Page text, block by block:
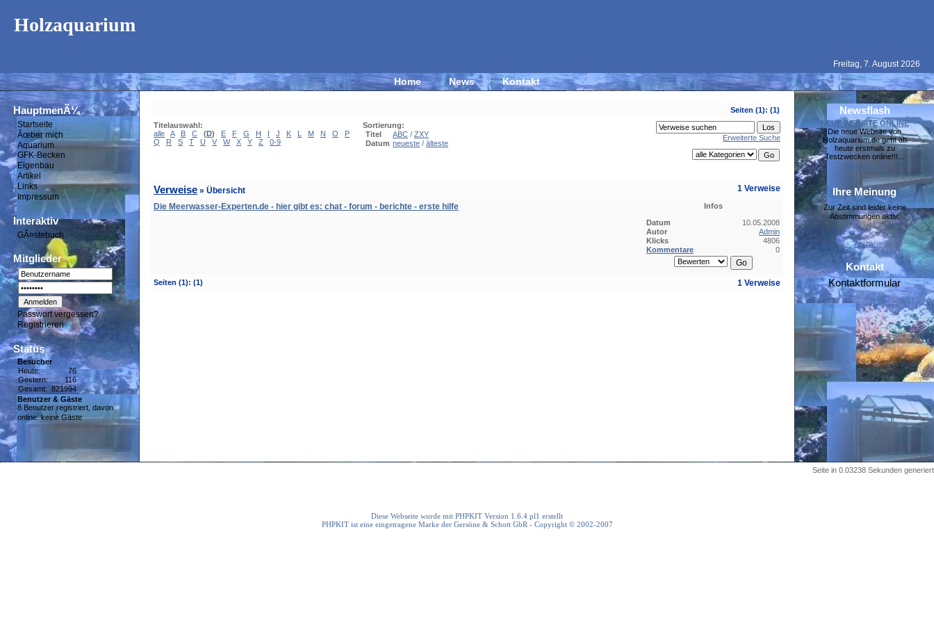
Holzaquarium
Home News Kontakt
Freitag, 7. August 2026
HauptmenÃ¼
Startseite
Ãœber mich
Aquarium
GFK-Becken
Eigenbau
Artikel
Links
Impressum
Interaktiv
GÃ¤stebuch
Mitglieder
Passwort vergessen?
Registrieren
Status
Besucher
Heute:
76
Gestern:
116
Gesamt: 821994
Benutzer & Gäste
8 Benutzer registriert, davon
online: keine Gäste
Seiten (1): (1)
Titelauswahl:
alle
A B C (D) E F G H I J K L M N O
P
Q
R S T U V W X Y Z 0-9
Sortierung:
Titel
ABC / ZXY
Datum neueste / älteste
Erweiterte Suche
Verweise » Übersicht
1 Verweise
Die Meerwasser-Experten.de - hier gibt es: chat - forum - berichte - erste hilfe
Infos
Datum
10.05.2008
Autor
Admin
Klicks
4806
Kommentare
0
Seiten (1): (1) 1 Verweise
Newsflash
NEUE WEBSITE ONLINE
Die neue Website von
Holzaquarium.de geht ab
heute erstmals zu
Testzwecken online!!!...
[mehr »]
Ihre Meinung
Zur Zeit sind leider keine
Abstimmungen aktiv.
Archiv
Kontakt
Kontaktformular
Seite in 0.03238 Sekunden generiert
Diese Webseite wurde mit PHPKIT Version 1.6.4 pl1 erstellt
PHPKIT ist eine eingetragene Marke der Gersöne & Schott GbR - Copyright © 2002-2007